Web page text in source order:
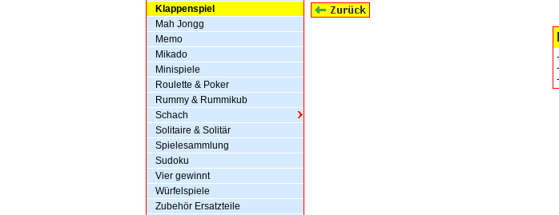
Klappenspiel
Mah Jongg
Memo
Mikado
Minispiele
Roulette & Poker
Rummy & Rummikub
Schach
Solitaire & Solitär
Spielesammlung
Sudoku
Vier gewinnt
Würfelspiele
Zubehör Ersatzteile
-
-
-